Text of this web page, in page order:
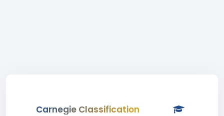
Carnegie Classification